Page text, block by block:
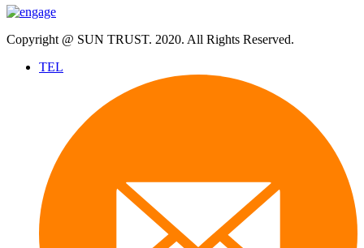
Copyright @ SUN TRUST. 2020. All Rights Reserved.
TEL